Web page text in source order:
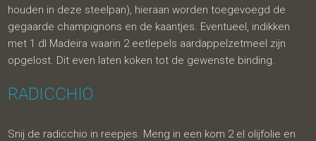
houden in deze steelpan), hieraan worden toegevoegd de
gegaarde champignons en de kaantjes. Eventueel, indikken
met 1 dl Madeira waarin 2 eetlepels aardappelzetmeel zijn
opgelost. Dit even laten koken tot de gewenste binding.
RADICCHIO
Snij de radicchio in reepjes. Meng in een kom 2 el olijfolie en